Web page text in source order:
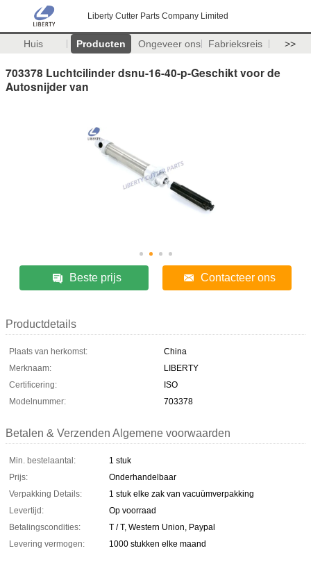
Liberty Cutter Parts Company Limited
Huis Producten Ongeveer ons Fabrieksreis >>
703378 Luchtcilinder dsnu-16-40-p-Geschikt voor de
Autosnijder van
Beste prijs Contacteer ons
Productdetails
Plaats van herkomst:
China
Merknaam:
LIBERTY
Certificering:
ISO
Modelnummer:
703378
Betalen & Verzenden Algemene voorwaarden
Min. bestelaantal:
1 stuk
Prijs:
Onderhandelbaar
Verpakking Details:
1 stuk elke zak van vacuümverpakking
Levertijd:
Op voorraad
Betalingscondities:
T / T, Western Union, Paypal
Levering vermogen:
1000 stukken elke maand